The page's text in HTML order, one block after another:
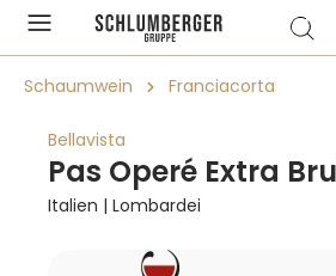
springen
Schaumwein Franciacorta
Bellavista
Pas Operé Extra
Italien | Lombardei
Bildergalerie überspringen